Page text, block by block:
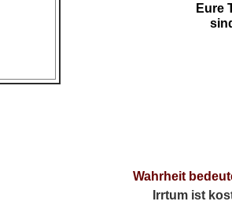
Eure
Wahrheit
Irrtum ist